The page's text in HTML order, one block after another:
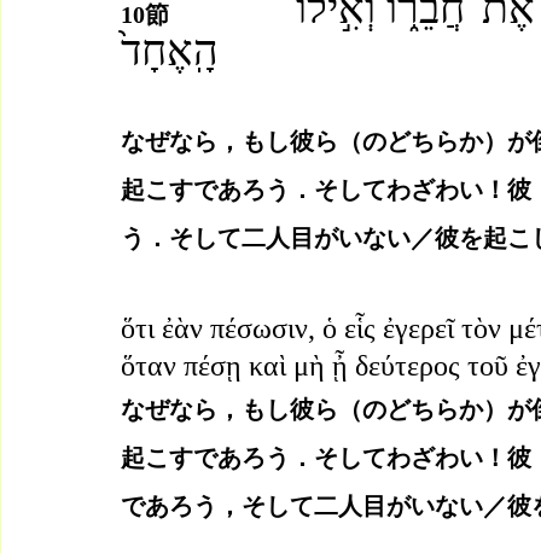
10節
なぜなら，もし彼ら（のどちらか）
起こすであろう．そしてわざわい！
う．そして二人目がいない／彼を起
ὅτι ἐὰν πέσωσιν, ὁ εἷς ἐγερεῖ τὸν
ὅταν πέσῃ καὶ μὴ ᾖ δεύτερος τοῦ
なぜなら，もし彼ら（のどちらか）
起こすであろう．そしてわざわい！
であろう，そして二人目がいない／